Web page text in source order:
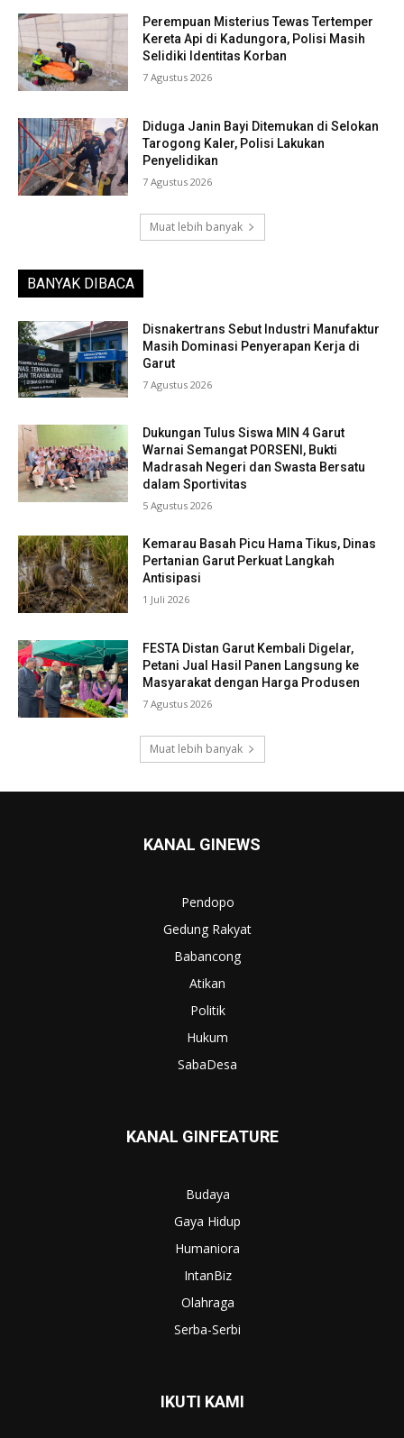
Perempuan Misterius Tewas Tertemper
Kereta Api di Kadungora, Polisi Masih
Selidiki Identitas Korban
7 Agustus 2026
Diduga Janin Bayi Ditemukan di Selokan
Tarogong Kaler, Polisi Lakukan
Penyelidikan
7 Agustus 2026
Muat lebih banyak
BANYAK DIBACA
Disnakertrans Sebut Industri Manufaktur
Masih Dominasi Penyerapan Kerja di
Garut
7 Agustus 2026
Dukungan Tulus Siswa MIN 4 Garut
Warnai Semangat PORSENI, Bukti
Madrasah Negeri dan Swasta Bersatu
dalam Sportivitas
5 Agustus 2026
Kemarau Basah Picu Hama Tikus, Dinas
Pertanian Garut Perkuat Langkah
Antisipasi
1 Juli 2026
FESTA Distan Garut Kembali Digelar,
Petani Jual Hasil Panen Langsung ke
Masyarakat dengan Harga Produsen
7 Agustus 2026
Muat lebih banyak
KANAL GINEWS
Pendopo
Gedung Rakyat
Babancong
Atikan
Politik
Hukum
SabaDesa
KANAL GINFEATURE
Budaya
Gaya Hidup
Humaniora
IntanBiz
Olahraga
Serba-Serbi
IKUTI KAMI